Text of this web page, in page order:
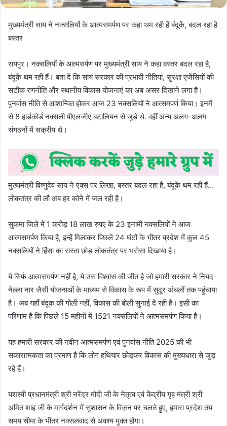
मुख्यमंत्री साय ने नक्सलियों के आत्मसमर्पण पर कहा थम रही हैं बंदूकें, बदल रहा है
बस्तर
रायपुर। नक्सलियों के आत्मसर्पण पर मुख्यमंत्री साय ने कहा बस्तर बदल रहा है,
बंदूकें थम रही हैं। बता दें कि साय सरकार की प्रभावी नीतियां, सुरक्षा एजेंसियों की
सटीक रणनीति और स्थानीय विकास योजनाएं का अब असर दिखाने लगा है।
पुनर्वास नीति से आशान्वित होकर आज 23 नक्सलियों ने आत्समपर्ण किया। इनमें
से 8 हार्डकोर्ड नक्सली पीएलजीए बटालियन से जुड़े थे. वहीं अन्य अलग-अलग
संगठनों में सक्रीय थे।
मुख्यमंत्री विष्णुदेव साय ने एक्स पर लिखा, बस्तर बदल रहा है, बंदूकें थम रही हैं…
लोकतंत्र की लौ अब हर कोने में जल रही है।
सुकमा जिले में 1 करोड़ 18 लाख रुपए के 23 इनामी नक्सलियों ने आज
आत्मसमर्पण किया है, इन्हें मिलाकर पिछले 24 घंटों के भीतर प्रदेश में कुल 45
नक्सलियों ने हिंसा का रास्ता छोड़ लोकतंत्र पर भरोसा दिखाया है।
ये सिर्फ आत्मसमर्पण नहीं है, ये उस विश्वास की जीत है जो हमारी सरकार ने नियद
नेल्ला नार जैसी योजनाओं के माध्यम से विकास के रूप में सुदूर अंचलों तक पहुंचाया
है। अब यहाँ बंदूक की गोली नहीं, विकास की बोली सुनाई दे रही है। इसी का
परिणाम है कि पिछले 15 महीनों में 1521 नक्सलियों ने आत्मसमर्पण किया है।
यह हमारी सरकार की नवीन आत्मसमर्पण एवं पुनर्वास नीति 2025 की भी
सकारात्मकता का प्रमाण है कि लोग हथियार छोड़कर विकास की मुख्यधारा से जुड़
रहे हैं।
यशस्वी प्रधानमंत्री श्री नरेंद्र मोदी जी के नेतृत्व एवं केंद्रीय गृह मंत्री श्री
अमित शाह जी के मार्गदर्शन में सुशासन के विज़न पर चलते हुए, हमारा प्रदेश तय
समय सीमा के भीतर नक्सलवाद से अवश्य मुक्त होगा।